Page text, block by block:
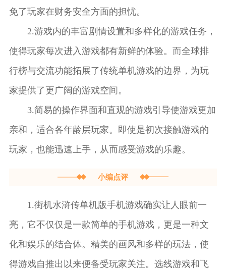
免了玩家在财务安全方面的担忧。
2.游戏内的丰富剧情设置和多样化的游戏任务，
使得玩家每次进入游戏都有新鲜的体验。而全球排
行榜与交流功能拓展了传统单机游戏的边界，为玩
家提供了更广阔的游戏空间。
3.简易的操作界面和直观的游戏引导使游戏更加
亲和，适合各年龄层玩家。即使是初次接触游戏的
玩家，也能迅速上手，从而感受游戏的乐趣。
小编点评
1.街机水浒传单机版手机游戏确实让人眼前一
亮，它不仅仅是一款简单的手机游戏，更是一种文
化和娱乐的结合体。精美的画风和多样的玩法，使
得游戏自推出以来便备受玩家关注。选线游戏和飞